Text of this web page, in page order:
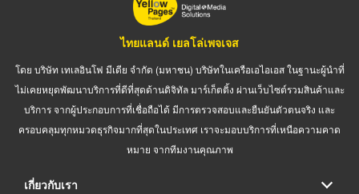
ไทยแลนด์ เยลโล่เพจเจส
โดย บริษัท เทเลอินโฟ มีเดีย จำกัด (มหาชน) บริษัทในเครือเอไอเอส ในฐานะผู้นำที่
ไม่เคยหยุดพัฒนาบริการที่ดีที่สุดด้านดิจิทัล มาร์เก็ตติ้ง ผ่านเว็บไซต์รวมสินค้าและ
บริการ จากผู้ประกอบการที่เชื่อถือได้ มีการตรวจสอบและยืนยันตัวตนจริง และ
ครอบคลุมทุกหมวดธุรกิจมากที่สุดในประเทศ เราจะมอบบริการที่เหนือความคาด
หมาย จากทีมงานคุณภาพ
เกี่ยวกับเรา